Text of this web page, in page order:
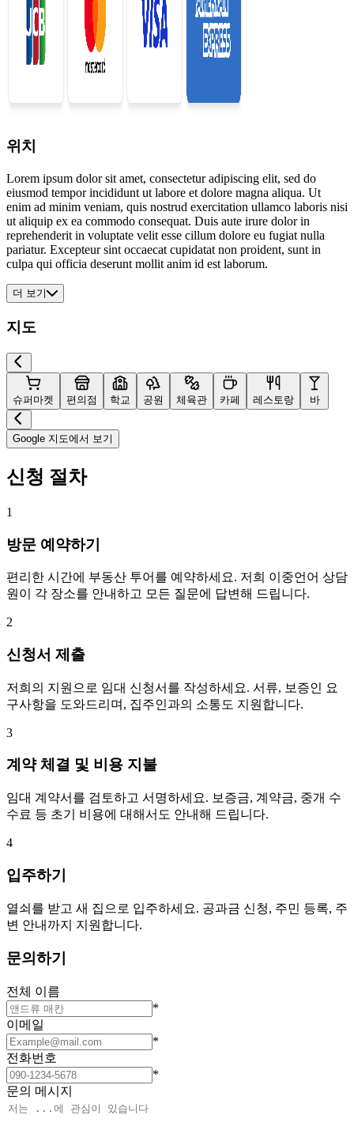
위치
Lorem ipsum dolor sit amet, consectetur adipiscing elit, sed do
eiusmod tempor incididunt ut labore et dolore magna aliqua. Ut
enim ad minim veniam, quis nostrud exercitation ullamco laboris nisi
ut aliquip ex ea commodo consequat. Duis aute irure dolor in
reprehenderit in voluptate velit esse cillum dolore eu fugiat nulla
pariatur. Excepteur sint occaecat cupidatat non proident, sunt in
culpa qui officia deserunt mollit anim id est laborum.
더 보기
지도
슈퍼마켓 편의점 학교 공원 체육관 카페 레스토랑 바
Google 지도에서 보기
신청 절차
1
방문 예약하기
편리한 시간에 부동산 투어를 예약하세요. 저희 이중언어 상담
원이 각 장소를 안내하고 모든 질문에 답변해 드립니다.
2
신청서 제출
저희의 지원으로 임대 신청서를 작성하세요. 서류, 보증인 요
구사항을 도와드리며, 집주인과의 소통도 지원합니다.
3
계약 체결 및 비용 지불
임대 계약서를 검토하고 서명하세요. 보증금, 계약금, 중개 수
수료 등 초기 비용에 대해서도 안내해 드립니다.
4
입주하기
열쇠를 받고 새 집으로 입주하세요. 공과금 신청, 주민 등록, 주
변 안내까지 지원합니다.
문의하기
전체 이름
*
이메일
*
전화번호
*
문의 메시지